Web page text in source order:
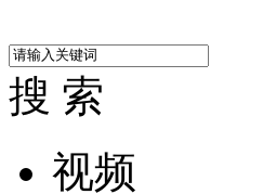
搜 索
视频